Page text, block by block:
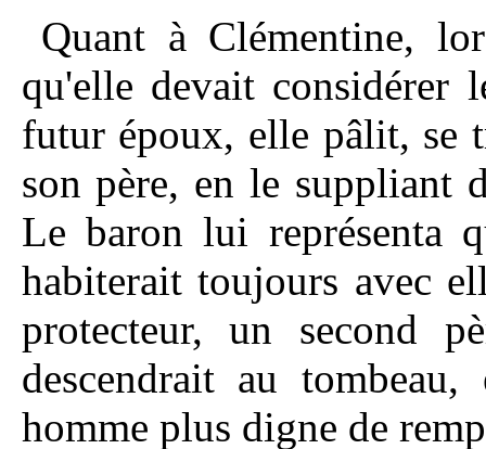
Quant à Clémentine,
qu'elle devait considérer
futur époux, elle pâlit, se
son père, en le suppliant
Le baron lui représenta
habiterait toujours avec
protecteur, un second
descendrait au
homme plus digne de